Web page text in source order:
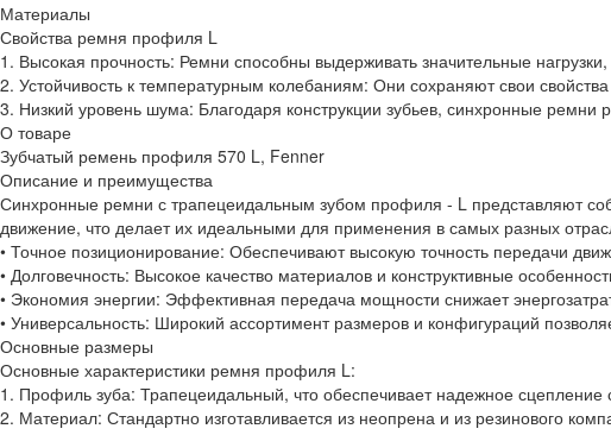
Материалы
Свойства ремня профиля L
1. Высокая прочность: Ремни способны выдерживать значительные
2. Устойчивость к температурным колебаниям: Они сохраняют свои
3. Низкий уровень шума: Благодаря конструкции зубьев, синхронные ремни
О товаре
Зубчатый ремень профиля 570 L, Fenner
Описание и преимущества
Синхронные ремни с трапецеидальным зубом профиля - L представляют
движение, что делает их идеальными для применения в самых разных
• Точное позиционирование: Обеспечивают высокую точность передачи
• Долговечность: Высокое качество материалов и конструктивные
• Экономия энергии: Эффективная передача мощности снижает
• Универсальность: Широкий ассортимент размеров и конфигураций
Основные размеры
Основные характеристики ремня профиля L:
1. Профиль зуба: Трапецеидальный, что обеспечивает надежное
2. Материал: Стандартно изготавливается из неопрена и из резинового